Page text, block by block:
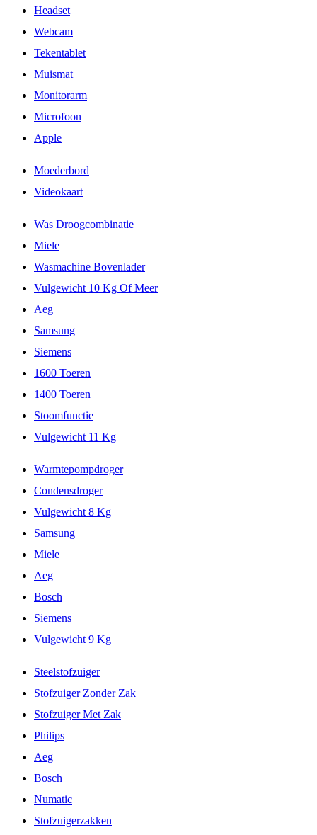
Headset
Webcam
Tekentablet
Muismat
Monitorarm
Microfoon
Apple
Moederbord
Videokaart
Was Droogcombinatie
Miele
Wasmachine Bovenlader
Vulgewicht 10 Kg Of Meer
Aeg
Samsung
Siemens
1600 Toeren
1400 Toeren
Stoomfunctie
Vulgewicht 11 Kg
Warmtepompdroger
Condensdroger
Vulgewicht 8 Kg
Samsung
Miele
Aeg
Bosch
Siemens
Vulgewicht 9 Kg
Steelstofzuiger
Stofzuiger Zonder Zak
Stofzuiger Met Zak
Philips
Aeg
Bosch
Numatic
Stofzuigerzakken